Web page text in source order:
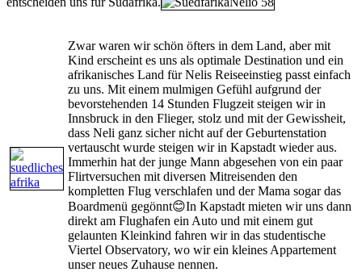
Zwar waren wir schön öfters in dem Land, aber mit
Kind erscheint es uns als optimale Destination und ein
afrikanisches Land für Nelis Reiseeinstieg passt einfach
zu uns. Mit einem mulmigen Gefühl aufgrund der
bevorstehenden 14 Stunden Flugzeit steigen wir in
Innsbruck in den Flieger, stolz und mit der Gewissheit,
dass Neli ganz sicher nicht auf der Geburtenstation
vertauscht wurde steigen wir in Kapstadt wieder aus.
Immerhin hat der junge Mann abgesehen von ein paar
Flirtversuchen mit diversen Mitreisenden den
kompletten Flug verschlafen und der Mama sogar das
Boardmenü gegönnt😊In Kapstadt mieten wir uns dann
direkt am Flughafen ein Auto und mit einem gut
gelaunten Kleinkind fahren wir in das studentische
Viertel Observatory, wo wir ein kleines Appartement
unser neues Zuhause nennen.